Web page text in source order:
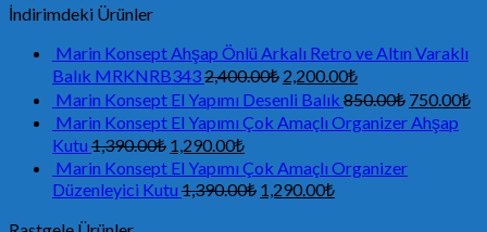
İndirimdeki Ürünler
Marin Konsept Ahşap Önlü Arkalı Retro ve Altın Varaklı
Balık MRKNRB3432,400.00₺ 2,200.00₺
Marin Konsept El Yapımı Desenli Balık 850.00₺ 750.00₺
Marin Konsept El Yapımı Çok Amaçlı Organizer Ahşap
Kutu 1,390.00₺ 1,290.00₺
Marin Konsept El Yapımı Çok Amaçlı Organizer
Düzenleyici Kutu 1,390.00₺ 1,290.00₺